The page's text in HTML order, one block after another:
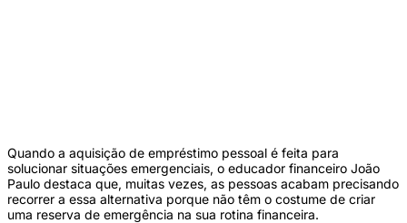
Quando a aquisição de empréstimo pessoal é feita para
solucionar situações emergenciais, o educador financeiro João
Paulo destaca que, muitas vezes, as pessoas acabam precisando
recorrer a essa alternativa porque não têm o costume de criar
uma reserva de emergência na sua rotina financeira.